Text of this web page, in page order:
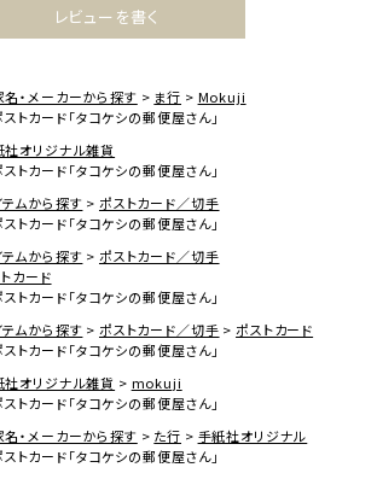
レビューを書く
名・メーカーから探す ま行
Mokuji
トカード「タコケシの郵便屋さん」
社オリジナル雑貨
トカード「タコケシの郵便屋さん」
テムから探す
ポストカード／切手
トカード「タコケシの郵便屋さん」
テムから探す
ポストカード／切手
カード
トカード「タコケシの郵便屋さん」
テムから探す ポストカード／切手
ポストカード
トカード「タコケシの郵便屋さん」
社オリジナル雑貨
mokuji
トカード「タコケシの郵便屋さん」
名・メーカーから探す た行
手紙社オリジナル
トカード「タコケシの郵便屋さん」